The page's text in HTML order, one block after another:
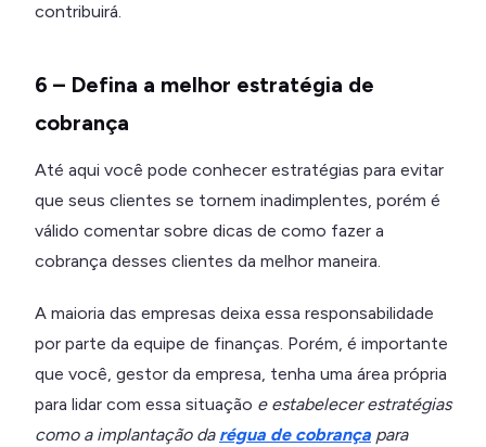
contribuirá.
6 – Defina a melhor estratégia de
cobrança
Até aqui você pode conhecer estratégias para evitar
que seus clientes se tornem inadimplentes, porém é
válido comentar sobre dicas de como fazer a
cobrança desses clientes da melhor maneira.
A maioria das empresas deixa essa responsabilidade
por parte da equipe de finanças. Porém, é importante
que você, gestor da empresa, tenha uma área própria
para lidar com essa situação e estabelecer estratégias
como a implantação da régua de cobrança para